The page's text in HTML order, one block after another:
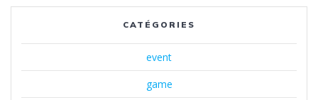
CATÉGORIES
event
game